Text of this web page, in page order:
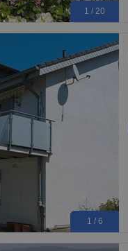
1 / 20
1 / 6